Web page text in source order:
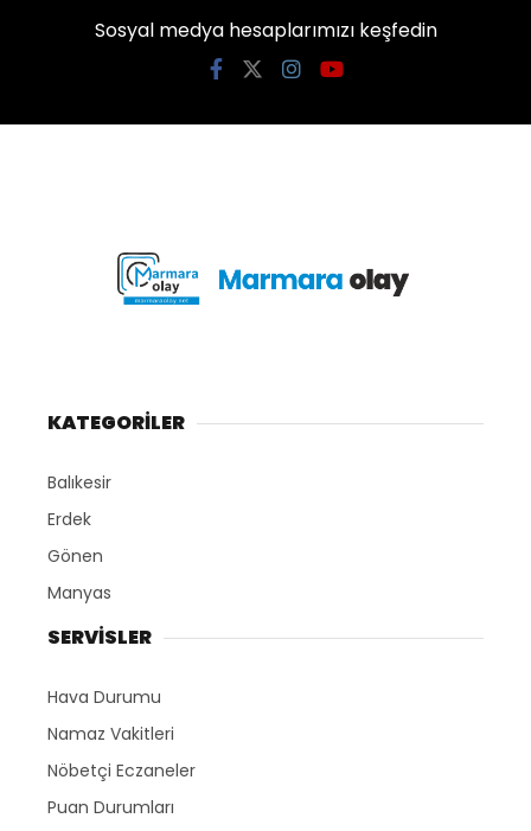
Sosyal medya hesaplarımızı keşfedin
KATEGORİLER
Balıkesir
Erdek
Gönen
Manyas
SERVİSLER
Hava Durumu
Namaz Vakitleri
Nöbetçi Eczaneler
Puan Durumları